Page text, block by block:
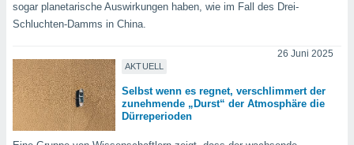
sogar planetarische Auswirkungen haben, wie im Fall des Drei-
Schluchten-Damms in China.
AKTUELL
26 Juni 2025
Selbst wenn es regnet, verschlimmert der
zunehmende „Durst“ der Atmosphäre die
Dürreperioden